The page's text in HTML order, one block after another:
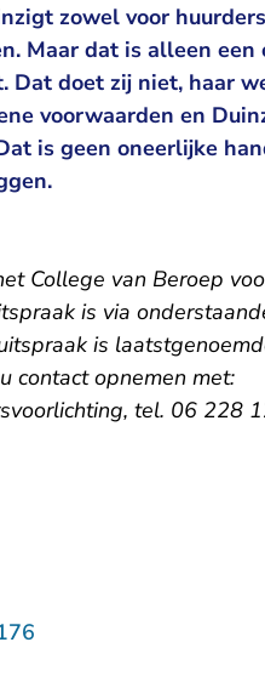
zowel voor
Maar dat is alleen
Dat doet zij niet, haar
voorwaarden en
is geen oneerlijke
College van Beroep
is via
is
contact opnemen met:
tel. 06 228